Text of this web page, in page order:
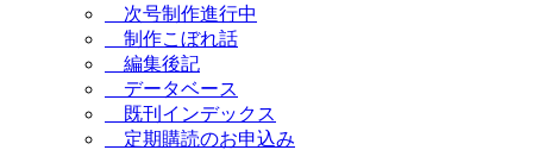
次号制作進行中
制作こぼれ話
編集後記
データベース
既刊インデックス
定期購読のお申込み